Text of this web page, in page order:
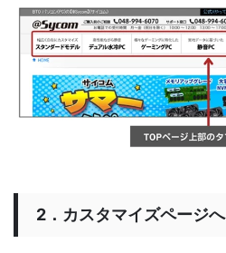
2．カスタマイズページへ